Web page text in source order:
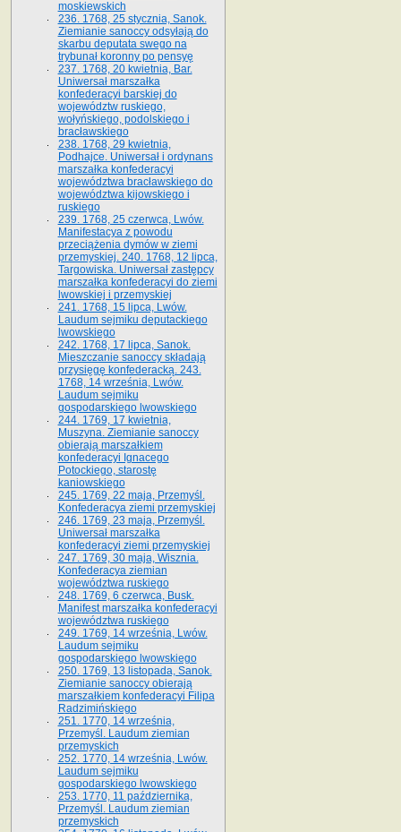
moskiewskich
236. 1768, 25 stycznia, Sanok.
Ziemianie sanoccy odsyłają do
skarbu deputata swego na
trybunał koronny po pensyę
237. 1768, 20 kwietnia, Bar.
Uniwersał marszałka
konfederacyi barskiej do
województw ruskiego,
wołyńskiego, podolskiego i
bracławskiego
238. 1768, 29 kwietnia,
Podhajce. Uniwersał i ordynans
marszałka konfederacyi
województwa bracławskiego do
wo­jewództwa kijowskiego i
ruskiego
239. 1768, 25 czerwca, Lwów.
Manifestacya z powodu
przeciążenia dymów w ziemi
przemyskiej. 240. 1768, 12 lipca,
Targowiska. Uniwersał zastępcy
marszałka konfederacyi do ziemi
lwowskiej i przemyskiej
241. 1768, 15 lipca, Lwów.
Laudum sejmiku deputackiego
lwowskiego
242. 1768, 17 lipca, Sanok.
Mieszczanie sanoccy składają
przysięgę konfederacką. 243.
1768, 14 września, Lwów.
Laudum sejmiku
gospodarskiego lwowskiego
244. 1769, 17 kwietnia,
Muszyna. Ziemianie sanoccy
obierają marszałkiem
konfederacyi Ignacego
Potockiego, starostę
kaniowskiego
245. 1769, 22 maja, Przemyśl.
Konfederacya ziemi przemyskiej
246. 1769, 23 maja, Przemyśl.
Uniwersał marszałka
konfederacyi ziemi przemyskiej
247. 1769, 30 maja, Wisznia.
Konfederacya ziemian
województwa ruskiego
248. 1769, 6 czerwca, Busk.
Manifest marszałka konfederacyi
województwa ruskiego
249. 1769, 14 września, Lwów.
Laudum sejmiku
gospodarskiego lwowskiego
250. 1769, 13 listopada, Sanok.
Ziemianie sanoccy obierają
marszałkiem konfederacyi Filipa
Radzimińskiego
251. 1770, 14 września,
Przemyśl. Laudum ziemian
przemyskich
252. 1770, 14 września, Lwów.
Laudum sejmiku
gospodarskiego lwowskiego
253. 1770, 11 października,
Przemyśl. Laudum ziemian
przemyskich